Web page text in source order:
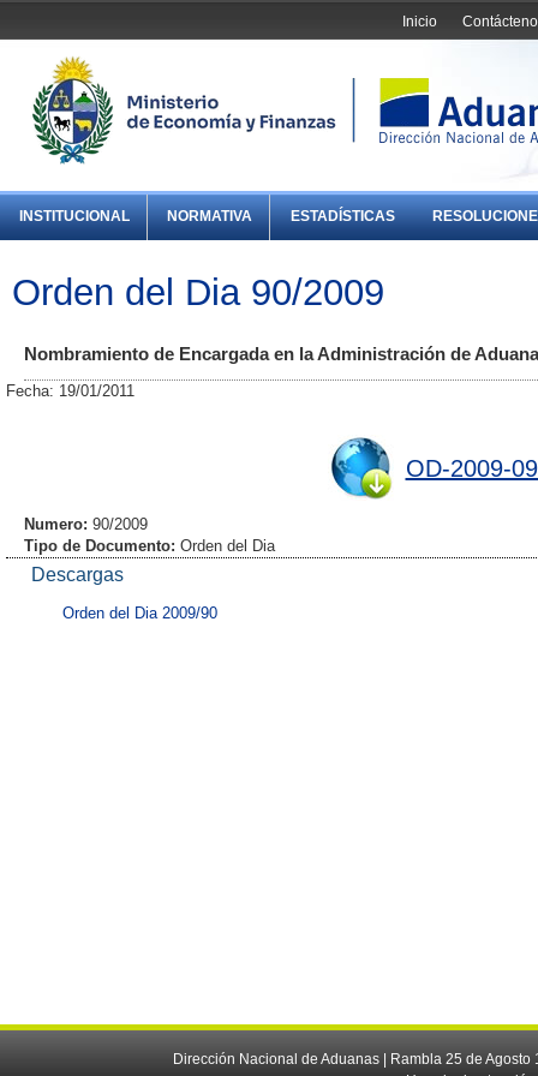
Inicio
INSTITUCIONAL NORMATIVA ESTADÍSTICAS
Orden del Dia 90/2009
Nombramiento de Encargada en la Administración de
Fecha: 19/01/2011
OD-2009-
Numero: 90/2009
Tipo de Documento: Orden del Dia
Descargas
Orden del Dia 2009/90
Dirección Nacional de Aduanas | Rambla 25 de